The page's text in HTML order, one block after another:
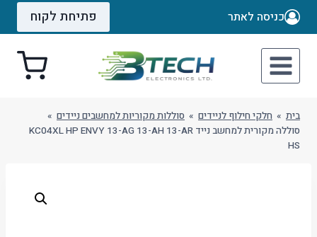
Skip
כניסה לאתר פתיחת לקוח
בית » חלקי חילוף לניידים » סוללות מקוריות למחשבים ניידים »
סוללה מקורית למחשב נייד KC04XL HP ENVY 13-AG 13-AH 13-AR
HS